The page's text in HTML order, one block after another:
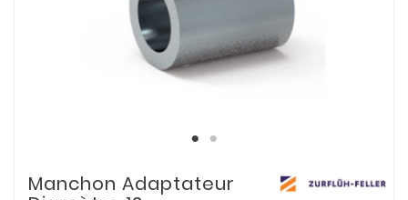
Manchon Adaptateur